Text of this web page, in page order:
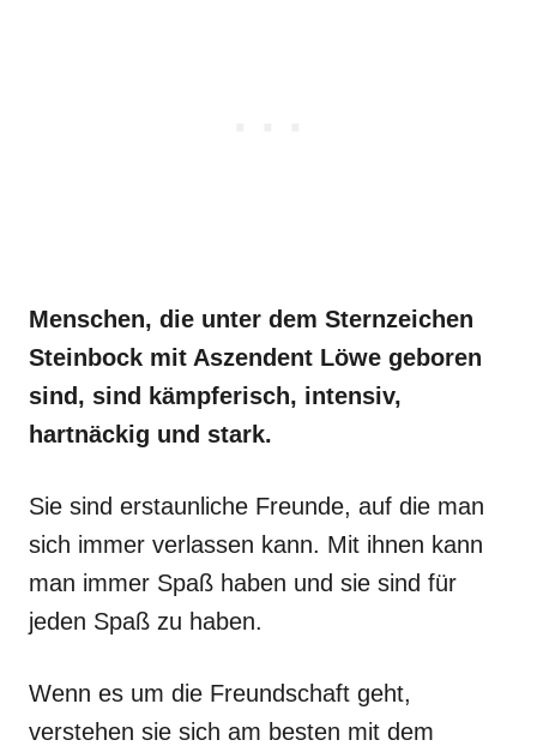
Menschen, die unter dem Sternzeichen
Steinbock mit Aszendent Löwe geboren
sind, sind kämpferisch, intensiv,
hartnäckig und stark.
Sie sind erstaunliche Freunde, auf die man
sich immer verlassen kann. Mit ihnen kann
man immer Spaß haben und sie sind für
jeden Spaß zu haben.
Wenn es um die Freundschaft geht,
verstehen sie sich am besten mit dem